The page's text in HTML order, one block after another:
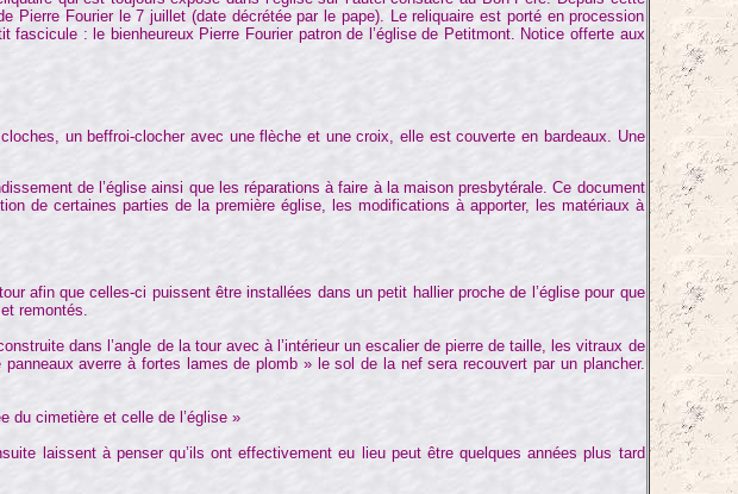
Pierre Fourier le 7 juillet (date décrétée par le pape). Le reliquaire est porté en procession
: le bienheureux Pierre Fourier patron de l’église de Petitmont. Notice offerte aux
un beffroi-clocher avec une flèche et une croix, elle est couverte en bardeaux. Une
de l’église ainsi que les réparations à faire à la maison presbytérale. Ce document
de certaines parties de la première église, les modifications à apporter, les matériaux à
que celles-ci puissent être installées dans un petit hallier proche de l’église pour que
remontés.
dans l’angle de la tour avec à l’intérieur un escalier de pierre de taille, les vitraux de
averre à fortes lames de plomb » le sol de la nef sera recouvert par un plancher.
cimetière et celle de l’église »
laissent à penser qu’ils ont effectivement eu lieu peut être quelques années plus tard